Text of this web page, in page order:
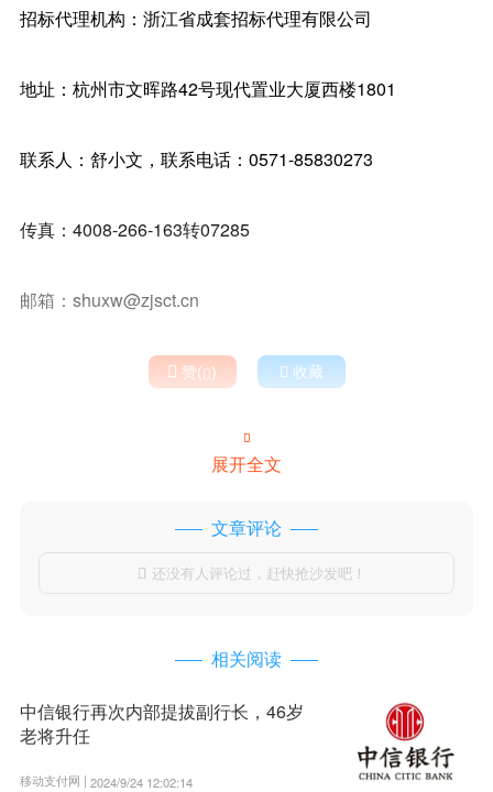
招标代理机构：浙江省成套招标代理有限公司
地址：杭州市文晖路42号现代置业大厦西楼1801
联系人：舒小文，联系电话：0571-85830273
传真：4008-266-163转07285
邮箱：shuxw@zjsct.cn
 赞()  收藏

展开全文
文章评论
 还没有人评论过，赶快抢沙发吧！
相关阅读
中信银行再次内部提拔副行长，46岁
老将升任
移动支付网 | 2024/9/24 12:02:14